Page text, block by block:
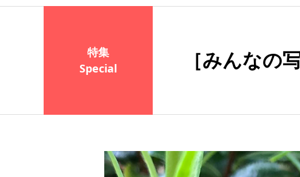
特集
Special
［みんなの